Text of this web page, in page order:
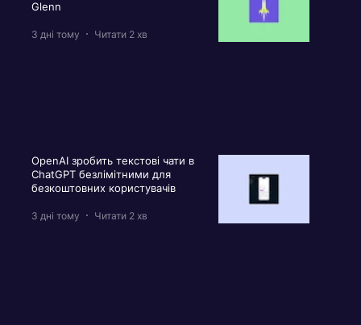
Glenn
3 дні тому Читати 2 хв
OpenAI зробить текстові чати в
ChatGPT безлімітними для
безкоштовних користувачів
3 дні тому Читати 2 хв